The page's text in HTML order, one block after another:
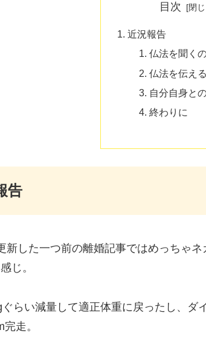
目次
近況報告
仏法を聞く
仏法を伝え
自分自身と
終わりに
告
新した一つ前の離婚記事ではめっちゃ
じ。
らい減量して適正体重に戻ったし、ダ
走。